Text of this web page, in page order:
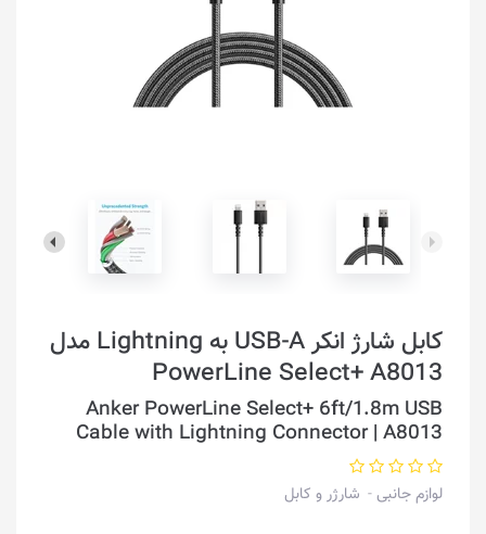
کابل شارژ انکر USB-A به Lightning مدل
PowerLine Select+ A8013
Anker PowerLine Select+ 6ft/1.8m USB
Cable with Lightning Connector | A8013
لوازم جانبی شارژر و کابل